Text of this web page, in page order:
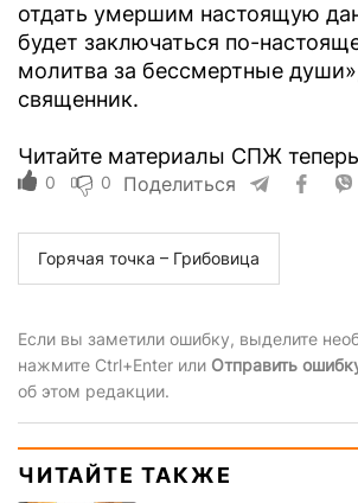
отдать умершим настоящую
будет заключаться по-
молитва за бессмертные
священник.
Читайте материалы СПЖ
0 0 Поделиться
Горячая точка – Грибовица
Если вы заметили ошибку, выделите
нажмите Ctrl+Enter или Отправить
об этом редакции.
ЧИТАЙТЕ ТАКЖЕ